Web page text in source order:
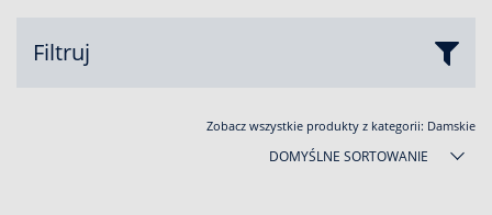
Filtruj
Zobacz wszystkie produkty z kategorii: Damskie
DOMYŚLNE SORTOWANIE